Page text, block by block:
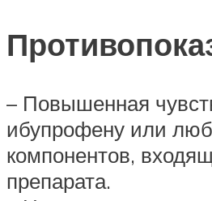
– Повышенная
ибупрофену или
компонентов,
препарата.